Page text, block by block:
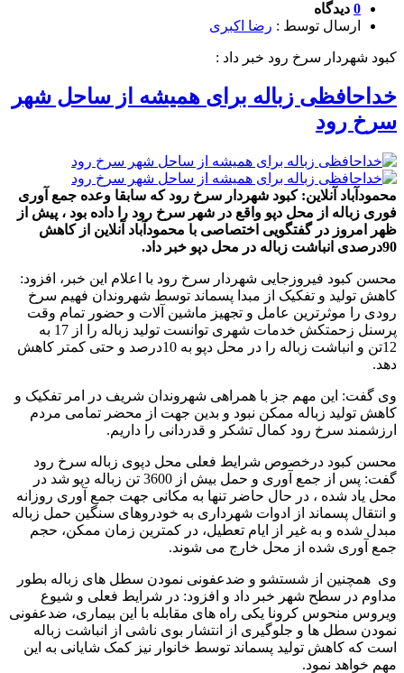
0 دیدگاه
ارسال توسط : رضا اکبری
کبود شهردار سرخ رود خبر داد :
خداحافظی زباله برای همیشه از ساحل شهر
سرخ رود
محمودآباد آنلاین: کبود شهردار سرخ رود که سابقا وعده جمع آوری
فوری زباله از محل دپو واقع در شهر سرخ رود را داده بود ، پیش از
ظهر امروز در گفتگویی اختصاصی با محمودآباد آنلاین از کاهش
90درصدی انباشت زباله در محل دپو خبر داد.
محسن کبود فیروزجایی شهردار سرخ رود با اعلام این خبر، افزود:
کاهش تولید و تفکیک از مبدا پسماند توسط شهروندان فهیم سرخ
رودی را موثرترین عامل و تجهیز ماشین آلات و حضور تمام وقت
پرسنل زحمتکش خدمات شهری توانست تولید زباله را از 17 به
12تن و انباشت زباله را در محل دپو به 10درصد و حتی کمتر کاهش
دهد.
وی گفت: این مهم جز با همراهی شهروندان شریف در امر تفکیک و
کاهش تولید زباله ممکن نبود و بدین جهت از محضر تمامی مردم
ارزشمند سرخ رود کمال تشکر و قدردانی را داریم.
محسن کبود درخصوص شرایط فعلی محل دپوی زباله سرخ رود
گفت: پس از جمع آوری و حمل بیش از 3600 تن زباله دپو شد در
محل یاد شده ، در حال حاضر تنها به مکانی جهت جمع آوری روزانه
و انتقال پسماند از ادوات شهرداری به خودروهای سنگین حمل زباله
مبدل شده و به غیر از ایام تعطیل، در کمترین زمان ممکن، حجم
جمع آوری شده از محل خارج می شوند.
وی همچنین از شستشو و ضدعفونی نمودن سطل های زباله بطور
مداوم در سطح شهر خبر داد و افزود: در شرایط فعلی و شیوع
ویروس منحوس کرونا یکی راه های مقابله با این بیماری، ضدعفونی
نمودن سطل ها و جلوگیری از انتشار بوی ناشی از انباشت زباله
است که کاهش تولید پسماند توسط خانوار نیز کمک شایانی به این
مهم خواهد نمود.